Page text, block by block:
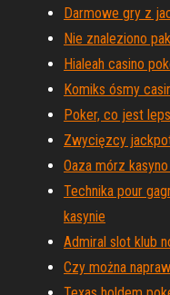
Darmowe gry z
Nie znaleziono
Hialeah casino
Komiks ósmy
Poker, co jest
Zwycięzcy
Oaza mórz
Technika pour
kasynie
Admiral slot klub
Czy można